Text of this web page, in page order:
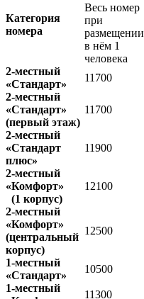
Категория
номера
Весь номер
при
размещении
в нём 1
человека
2-местный
«Стандарт»
11700
2-местный
«Стандарт»
(первый этаж)
11700
2-местный
«Стандарт
плюс»
11900
2-местный
«Комфорт»
(1 корпус)
12100
2-местный
«Комфорт»
(центральный
корпус)
12500
1-местный
«Стандарт»
10500
1-местный
11300